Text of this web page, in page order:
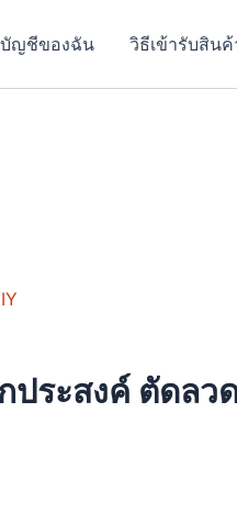
บัญชีของฉัน วิธีเข้ารับสินค้
ระสงค์ ตัดลว